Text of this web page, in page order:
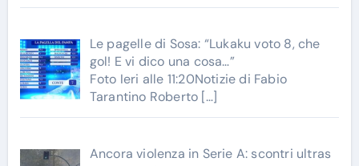
Le pagelle di Sosa: “Lukaku voto 8, che
gol! E vi dico una cosa…”
Foto Ieri alle 11:20Notizie di Fabio
Tarantino Roberto […]
Ancora violenza in Serie A: scontri ultras